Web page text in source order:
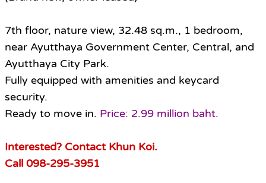
7th floor, nature view, 32.48 sq.m., 1 bedroom,
near Ayutthaya Government Center, Central, and
Ayutthaya City Park.
Fully equipped with amenities and keycard
security.
Ready to move in. Price: 2.99 million baht.
Interested? Contact Khun Koi.
Call 098-295-3951